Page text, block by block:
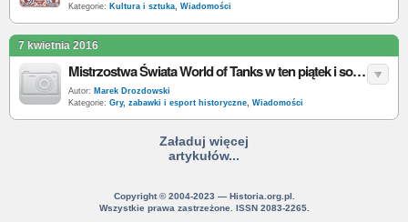
Kategorie: Kultura i sztuka, Wiadomości
7 kwietnia 2016
Mistrzostwa Świata World of Tanks w ten piątek i sobotę w Warszawie!
Autor: Marek Drozdowski
Kategorie: Gry, zabawki i esport historyczne, Wiadomości
Załaduj więcej
artykułów...
Copyright © 2004-2023 — Historia.org.pl.
Wszystkie prawa zastrzeżone. ISSN 2083-2265.